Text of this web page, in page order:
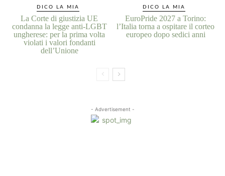
DICO LA MIA
La Corte di giustizia UE
condanna la legge anti-LGBT
ungherese: per la prima volta
violati i valori fondanti
dell’Unione
DICO LA MIA
EuroPride 2027 a Torino:
l’Italia torna a ospitare il corteo
europeo dopo sedici anni
- Advertisement -